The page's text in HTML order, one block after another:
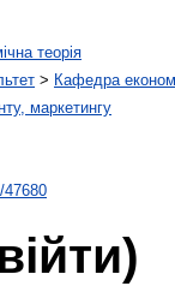
теорія
> Кафедра
маркетингу